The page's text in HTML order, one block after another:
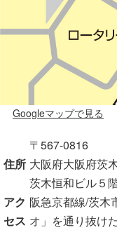
Googleマップで見る
住所
〒567-0816
大阪府大阪府茨
茨木恒和ビル５
アク
セス
阪急京都線/茨木
オ」を通り抜け